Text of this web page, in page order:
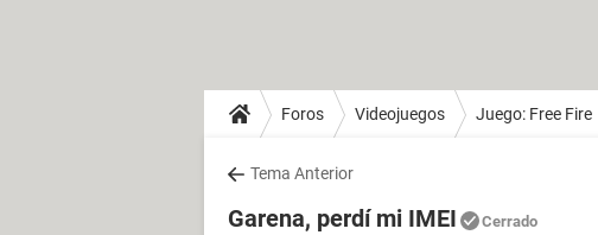
Foros Videojuegos Juego: Free Fire
Tema Anterior
Garena, perdí mi IMEI Cerrado